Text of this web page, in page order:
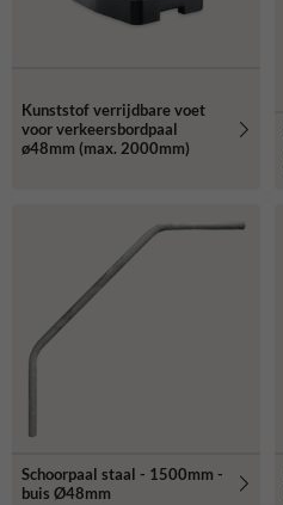
Kunststof verrijdbare voet
voor verkeersbordpaal
ø48mm (max. 2000mm)
Schoorpaal staal - 1500mm -
buis Ø48mm